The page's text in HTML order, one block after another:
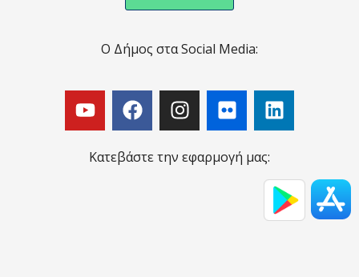
Ο Δήμος στα Social Media:
Κατεβάστε την εφαρμογή μας: